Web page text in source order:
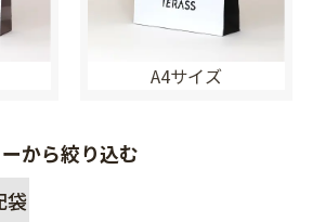
A4サイズ
から絞り込む
袋